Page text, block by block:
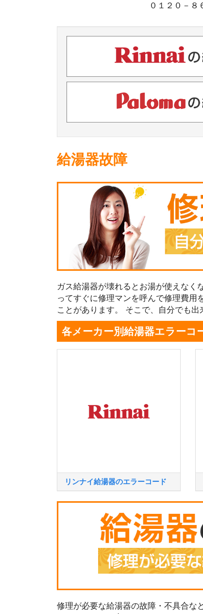
０１２０
給湯器故障
ガス給湯器が壊れるとお湯が使えなく
ってすぐに修理マンを呼んで修理費用
ことがあります。 そこで、自分でも
各メーカー別給湯器エラーコ
リンナイ給湯器のエラーコード
修理が必要な給湯器の故障・不具合な